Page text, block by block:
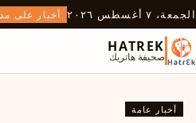
الجمعة، ٧ أغسطس ٢٠٢٦ أخبار على
HATREK
صحيفة هاتريك
أخبار عامة